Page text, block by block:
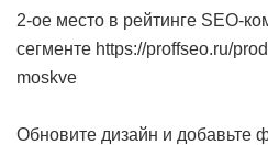
2-ое место в рейтинге SEO-
сегменте https://proffseo.ru/
moskve
Обновите дизайн и добавьте